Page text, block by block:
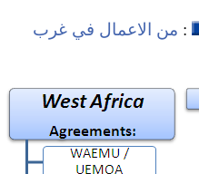
: من الاعمال في غرب